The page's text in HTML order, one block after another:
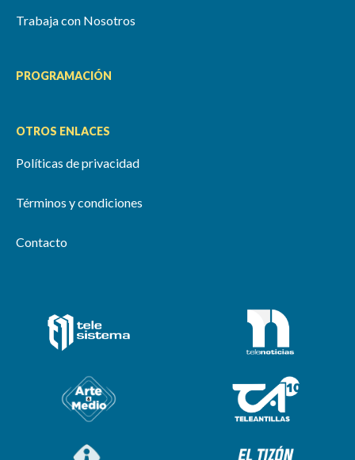
Trabaja con Nosotros
PROGRAMACIÓN
OTROS ENLACES
Políticas de privacidad
Términos y condiciones
Contacto